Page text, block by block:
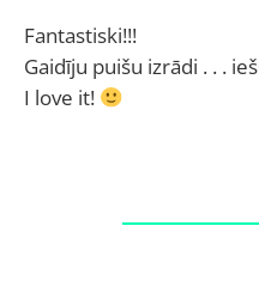
Fantastiski!!!
Gaidīju puišu izrādi . . .
I love it!